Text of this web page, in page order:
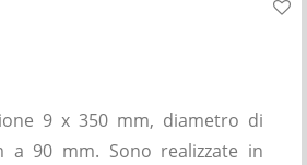
9 x 350 mm, diametro di
a 90 mm. Sono realizzate in